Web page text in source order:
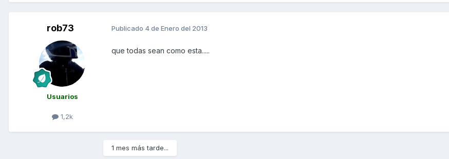
rob73
Usuarios
1,2k
Publicado 4 de Enero del 2013
que todas sean como esta.....
1 mes más tarde...